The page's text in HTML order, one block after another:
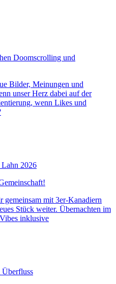
Doomscrolling und
Bilder, Meinungen und
unser Herz dabei auf der
wenn Likes und
2026
gemeinsam mit 3er-Kanadiern
Stück weiter. Übernachten im
inklusive
Überfluss